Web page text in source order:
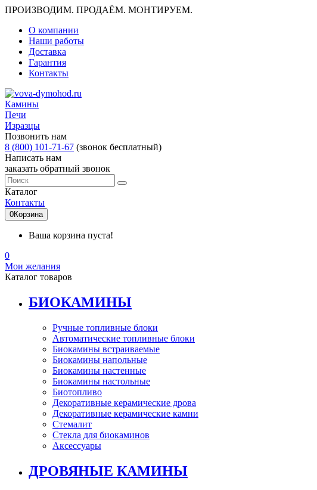
ПРОИЗВОДИМ. ПРОДАЁМ. МОНТИРУЕМ.
О компании
Наши работы
Доставка
Гарантия
Контакты
Камины
Печи
Изразцы
Позвонить нам
8 (800) 101-71-67 (звонок бесплатный)
Написать нам
заказать обратный звонок
Каталог
Контакты
0Корзина
Ваша корзина пуста!
0
Мои желания
Каталог товаров
БИОКАМИНЫ
Ручные топливные блоки
Автоматические топливные блоки
Биокамины встраиваемые
Биокамины напольные
Биокамины настенные
Биокамины настольные
Биотопливо
Декоративные керамические дрова
Декоративные керамические камни
Стемалит
Стекла для биокаминов
Аксессуары
ДРОВЯНЫЕ КАМИНЫ